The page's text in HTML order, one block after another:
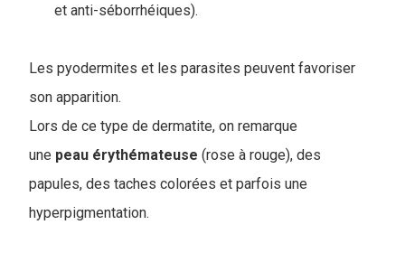
et anti-séborrhéiques).
Les pyodermites et les parasites peuvent favoriser
son apparition.
Lors de ce type de dermatite, on remarque
une peau érythémateuse (rose à rouge), des
papules, des taches colorées et parfois une
hyperpigmentation.